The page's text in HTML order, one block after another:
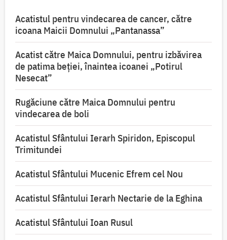
Acatistul pentru vindecarea de cancer, către
icoana Maicii Domnului „Pantanassa”
Acatist către Maica Domnului, pentru izbăvirea
de patima beției, înaintea icoanei „Potirul
Nesecat”
Rugăciune către Maica Domnului pentru
vindecarea de boli
Acatistul Sfântului Ierarh Spiridon, Episcopul
Trimitundei
Acatistul Sfântului Mucenic Efrem cel Nou
Acatistul Sfântului Ierarh Nectarie de la Eghina
Acatistul Sfântului Ioan Rusul